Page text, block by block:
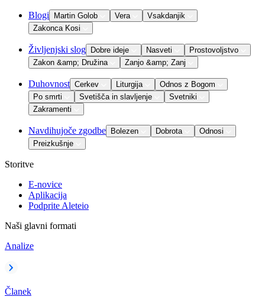
Blogi Martin Golob Vera
Vsakdanjik
Zakonca Kosi
Življenjski slog Dobre ideje Nasveti
Prostovoljstvo
Zakon &amp; Družina
Zanjo &amp; Zanj
Duhovnost Cerkev Liturgija
Odnos z Bogom
Po smrti
Svetišča in slavljenje
Svetniki
Zakramenti
Navdihujoče zgodbe Bolezen Dobrota
Odnosi
Preizkušnje
Storitve
E-novice
Aplikacija
Podprite Aleteio
Naši glavni formati
Analize
Članek